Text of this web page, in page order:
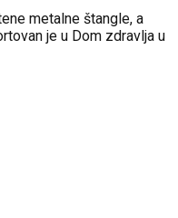
metalne štangle, a
je u Dom zdravlja u